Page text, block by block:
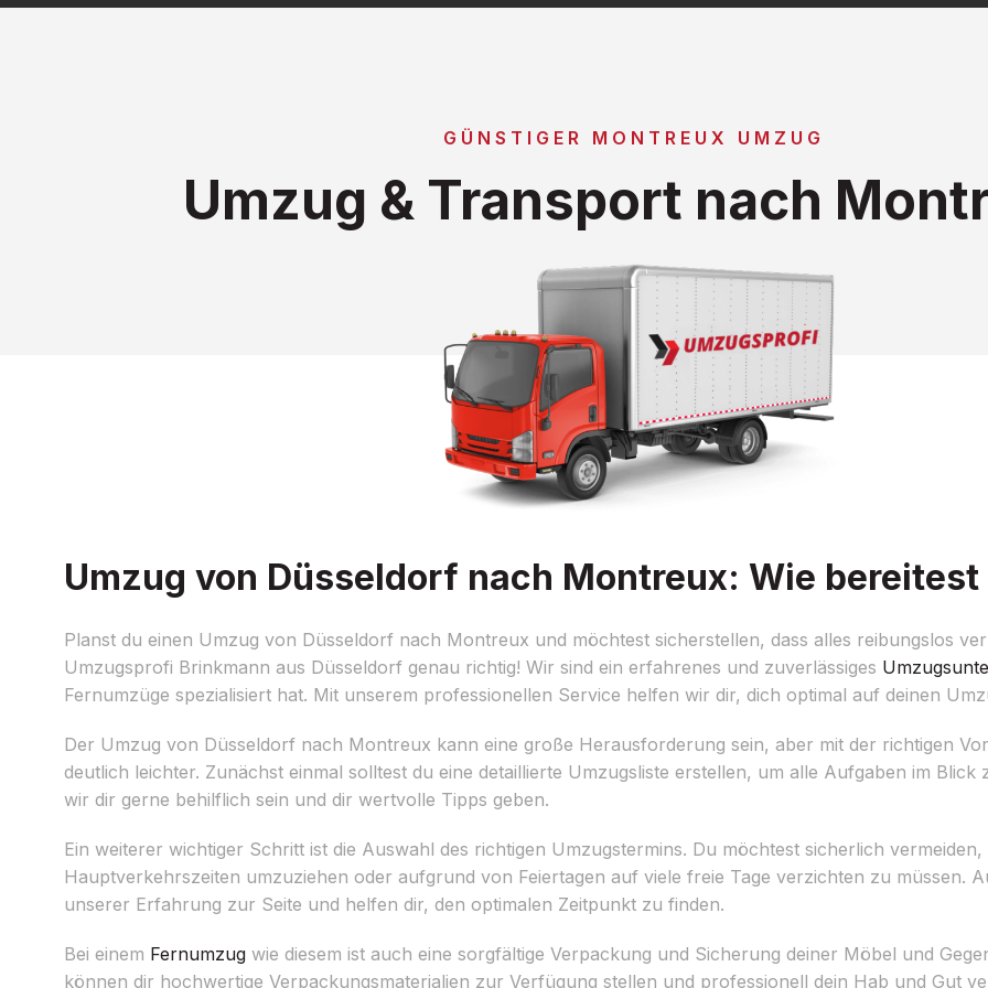
GÜNSTIGER MONTREUX UMZUG
Umzug & Transport nach
Umzug von Düsseldorf nach Montreux: Wie
Planst du einen Umzug von Düsseldorf nach Montreux und möchtest sicherstellen, dass alles reibungslos
Umzugsprofi Brinkmann aus Düsseldorf genau richtig! Wir sind ein erfahrenes und zuverlässiges
Fernumzüge spezialisiert hat. Mit unserem professionellen Service helfen wir dir, dich optimal auf deinen
Der Umzug von Düsseldorf nach Montreux kann eine große Herausforderung sein, aber mit der richtigen
deutlich leichter. Zunächst einmal solltest du eine detaillierte Umzugsliste erstellen, um alle Aufgaben im Blick
wir dir gerne behilflich sein und dir wertvolle Tipps geben.
Ein weiterer wichtiger Schritt ist die Auswahl des richtigen Umzugstermins. Du möchtest sicherlich vermeiden,
Hauptverkehrszeiten umzuziehen oder aufgrund von Feiertagen auf viele freie Tage verzichten zu müssen.
unserer Erfahrung zur Seite und helfen dir, den optimalen Zeitpunkt zu finden.
Bei einem Fernumzug wie diesem ist auch eine sorgfältige Verpackung und Sicherung deiner Möbel und
können dir hochwertige Verpackungsmaterialien zur Verfügung stellen und professionell dein Hab und Gut